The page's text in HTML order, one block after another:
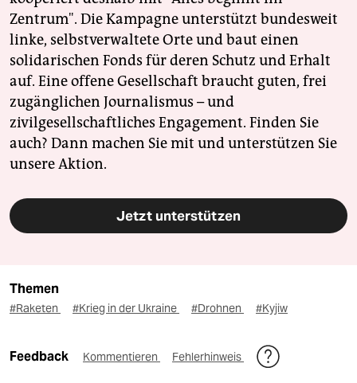
Zentrum". Die Kampagne unterstützt bundesweit
linke, selbstverwaltete Orte und baut einen
solidarischen Fonds für deren Schutz und Erhalt
auf. Eine offene Gesellschaft braucht guten, frei
zugänglichen Journalismus – und
zivilgesellschaftliches Engagement. Finden Sie
auch? Dann machen Sie mit und unterstützen Sie
unsere Aktion.
Jetzt unterstützen
Themen
#Raketen #Krieg in der Ukraine #Drohnen #Kyjiw
Feedback Kommentieren Fehlerhinweis